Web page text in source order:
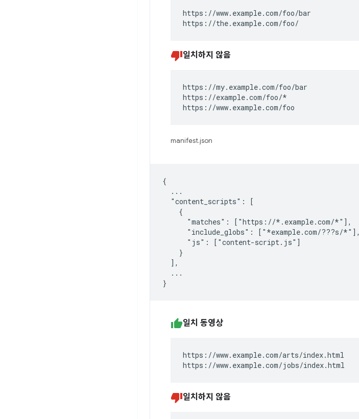
https://www.example.com/foo/bar
https://the.example.com/foo/
일치하지 않음
https://my.example.com/foo/bar
https://example.com/foo/*
https://www.example.com/foo
manifest.json
{
  ...
  "content_scripts": [
    {
      "matches": ["https://*.example.com/*"],
      "include_globs": ["*example.com/???s/*"],
      "js": ["content-script.js"]
    }
  ],
  ...
일치 동영상
https://www.example.com/arts/index.html
https://www.example.com/jobs/index.html
일치하지 않음